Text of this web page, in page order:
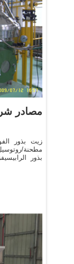
مصادر
زيت بذور
مطحنة/
بذور